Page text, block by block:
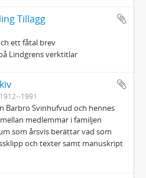
Tillägg
ett fåtal brev
Lindgrens verktitlar
1912--1991
Barbro Svinhufvud och hennes
medlemmar i familjen
som årsvis berättar vad som
och texter samt manuskript